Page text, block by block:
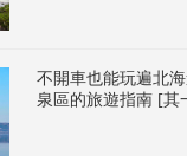
不開車也能玩遍北
泉區的旅遊指南 [其